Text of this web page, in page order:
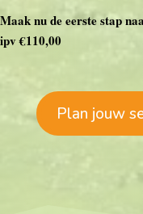
Maak nu de eerste stap
ipv €110,00
Plan jouw